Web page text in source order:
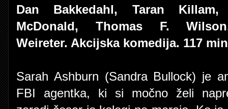
Dan Bakkedahl, Taran Killam,
McDonald, Thomas F.
Weireter. Akcijska komedija. 117
Sarah Ashburn (Sandra Bullock) je
FBI agentka, ki si močno želi